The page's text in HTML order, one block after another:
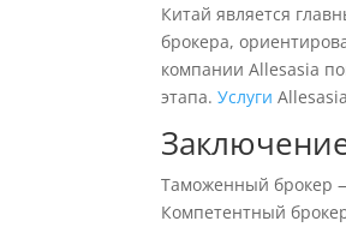
Китай является
брокера,
компании Allesasia
этапа.Услуги
Таможенный брокер
Компетентный